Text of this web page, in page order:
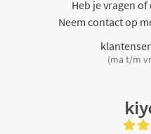
Heb je vragen
Neem contact op
(ma t/m